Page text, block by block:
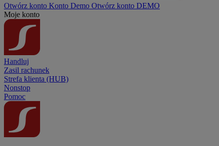
Otwórz konto Konto Demo Otwórz konto DEMO
Moje konto
Handluj
Zasil rachunek
Strefa klienta (HUB)
Nonstop
Pomoc